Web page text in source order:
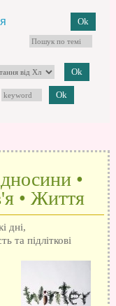
•
• Життя
дні,
та підліткові